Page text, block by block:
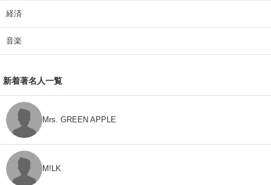
経済
音楽
新着著名人一覧
Mrs. GREEN APPLE
M!LK